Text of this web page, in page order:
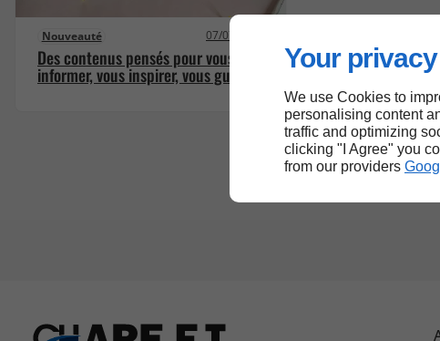
Your
We use Cookies to
personalising content
traffic and optimizing
clicking "I Agree" you
from our providers
Nouveauté 07/07/2025
Des contenus pensés pour vous
informer, vous inspirer, vous guider